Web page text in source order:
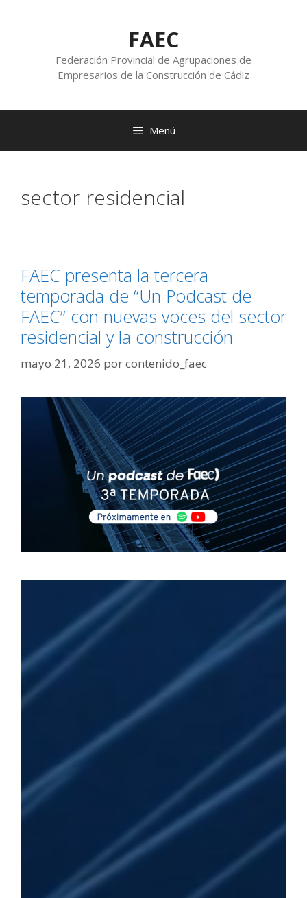
FAEC
Federación Provincial de Agrupaciones de
Empresarios de la Construcción de Cádiz
Menú
sector residencial
FAEC presenta la tercera
temporada de “Un Podcast de
FAEC” con nuevas voces del sector
residencial y la construcción
mayo 21, 2026 porcontenido_faec